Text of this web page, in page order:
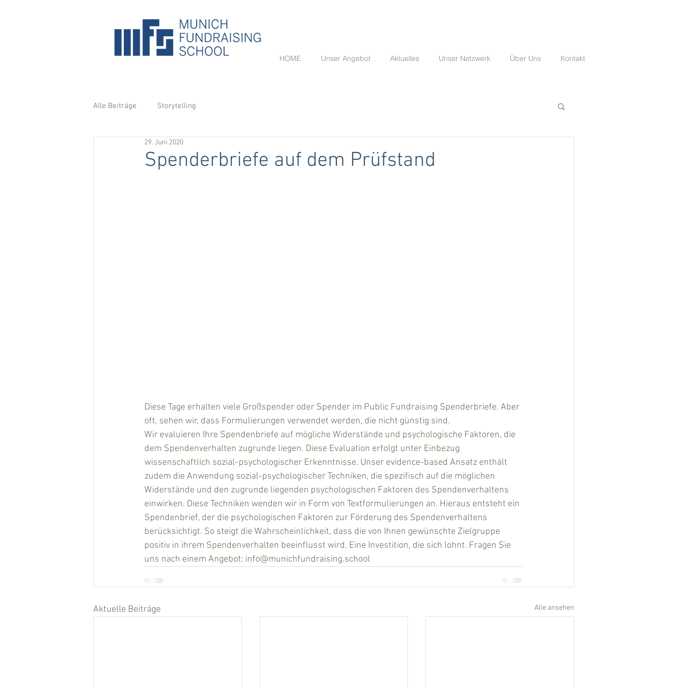
HOME Unser Angebot Aktuelles Unser Netzwerk Über Uns Kontakt
Alle Beiträge Storytelling
Spenderbriefe auf dem Prüfstand
29. Juni 2020
Diese Tage erhalten viele Großspender oder Spender im Public Fundraising Spenderbriefe. Aber
oft, sehen wir, dass Formulierungen verwendet werden, die nicht günstig sind.
Wir evaluieren Ihre Spendenbriefe auf mögliche Widerstände und psychologische Faktoren, die
dem Spendenverhalten zugrunde liegen. Diese Evaluation erfolgt unter Einbezug
wissenschaftlich sozial-psychologischer Erkenntnisse. Unser evidence-based Ansatz enthält
zudem die Anwendung sozial-psychologischer Techniken, die spezifisch auf die möglichen
Widerstände und den zugrunde liegenden psychologischen Faktoren des Spendenverhaltens
einwirken. Diese Techniken wenden wir in Form von Textformulierungen an. Hieraus entsteht ein
Spendenbrief, der die psychologischen Faktoren zur Förderung des Spendenverhaltens
berücksichtigt. So steigt die Wahrscheinlichkeit, dass die von Ihnen gewünschte Zielgruppe
positiv in ihrem Spendenverhalten beeinflusst wird. Eine Investition, die sich lohnt. Fragen Sie
uns nach einem Angebot: info@munichfundraising.school
Aktuelle Beiträge Alle ansehen